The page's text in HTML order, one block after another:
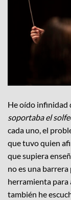
He oído infinidad
soportaba el
cada uno, el
que tuvo quien
que supiera
no es una barrera
herramienta para
también he